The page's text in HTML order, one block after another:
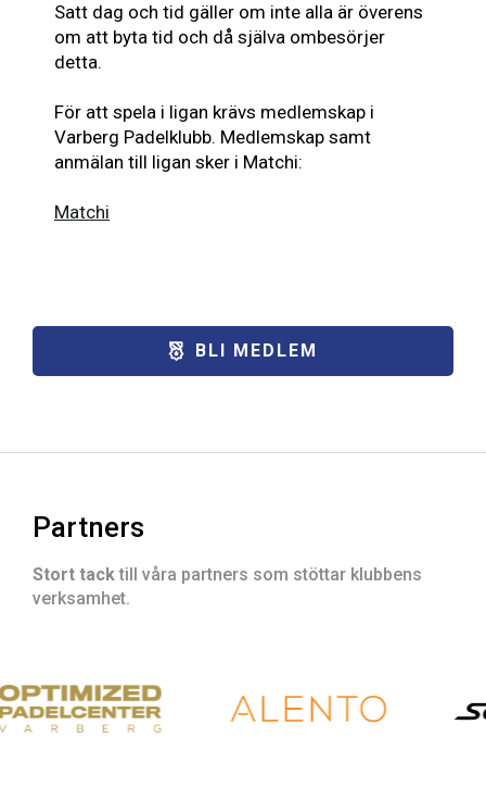
Satt dag och tid gäller om inte alla är överens
om att byta tid och då själva ombesörjer
detta.
För att spela i ligan krävs medlemskap i
Varberg Padelklubb. Medlemskap samt
anmälan till ligan sker i Matchi:
Matchi
BLI MEDLEM
Partners
Stort tacktill våra partners som stöttar klubbens
verksamhet.